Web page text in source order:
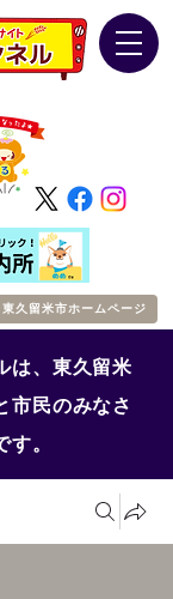
東久留米市ホームページ
は、東久留米
市民のみなさ
。